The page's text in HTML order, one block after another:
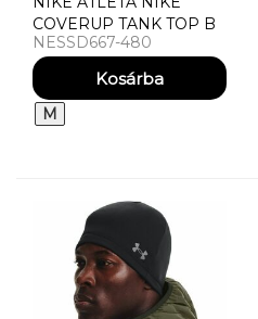
COVERUP TANK TOP B
(NIKE SWIM)
NESSD667-480
M